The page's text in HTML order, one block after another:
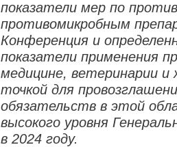
показатели мер по
противомикробным
Конференция и
показатели применения
медицине, ветеринарии
точкой для
обязательств в этой
высокого уровня
в 2024 году.